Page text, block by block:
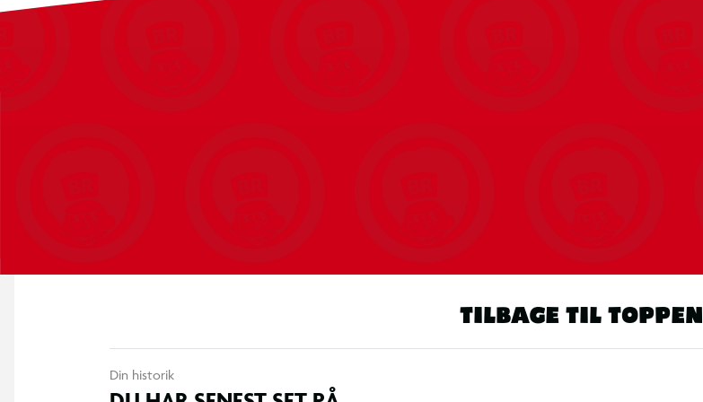
TILBAGE TIL TOPPEN
Din historik